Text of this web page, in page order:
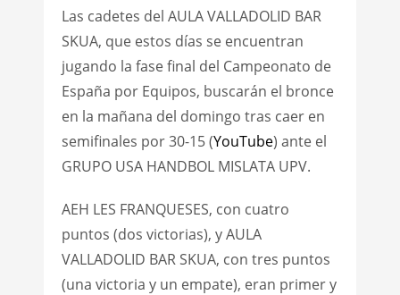
Las cadetes del AULA VALLADOLID BAR
SKUA, que estos días se encuentran
jugando la fase final del Campeonato de
España por Equipos, buscarán el bronce
en la mañana del domingo tras caer en
semifinales por 30-15 (YouTube) ante el
GRUPO USA HANDBOL MISLATA UPV.
AEH LES FRANQUESES, con cuatro
puntos (dos victorias), y AULA
VALLADOLID BAR SKUA, con tres puntos
(una victoria y un empate), eran primer y